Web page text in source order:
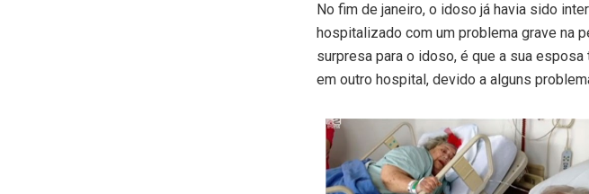
No fim de janeiro, o idoso já havia sido
hospitalizado com um problema grave na
surpresa para o idoso, é que a sua
em outro hospital, devido a alguns